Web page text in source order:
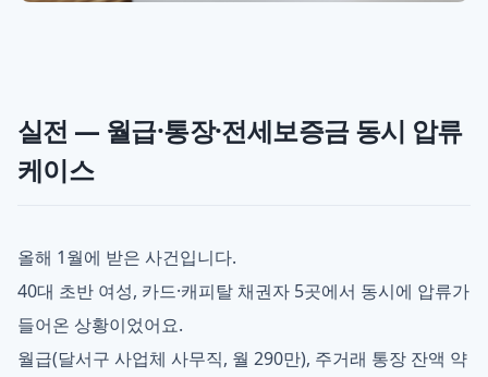
실전 — 월급·통장·전세보증금 동시 압류
케이스
올해 1월에 받은 사건입니다.
40대 초반 여성, 카드·캐피탈 채권자 5곳에서 동시에 압류가
들어온 상황이었어요.
월급(달서구 사업체 사무직, 월 290만), 주거래 통장 잔액 약